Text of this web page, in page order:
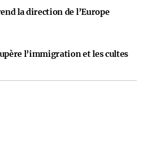
la direction de l’Europe
l’immigration et les cultes